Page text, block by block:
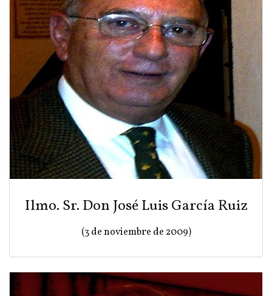
Ilmo. Sr. Don José Luis García Ruiz
(3 de noviembre de 2009)